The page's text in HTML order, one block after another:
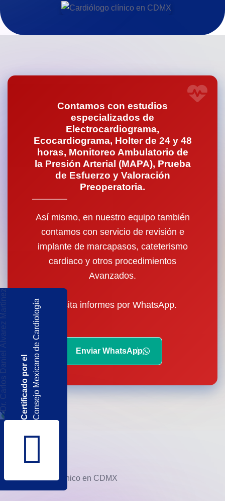
Contamos con estudios
especializados de
Electrocardiograma,
Ecocardiograma, Holter de 24 y 48
horas, Monitoreo Ambulatorio de
la Presión Arterial (MAPA), Prueba
de Esfuerzo y Valoración
Preoperatoria.
Así mismo, en nuestro equipo también
contamos con servicio de revisión e
implante de marcapasos, cateterismo
cardiaco y otros procedimientos
Avanzados.
Solicita informes por WhatsApp.
Enviar WhatsApp
Certificado por elConsejo Mexicano de Cardiología